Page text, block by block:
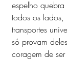
espelho
todos os lados,
transportes
só provam
coragem de